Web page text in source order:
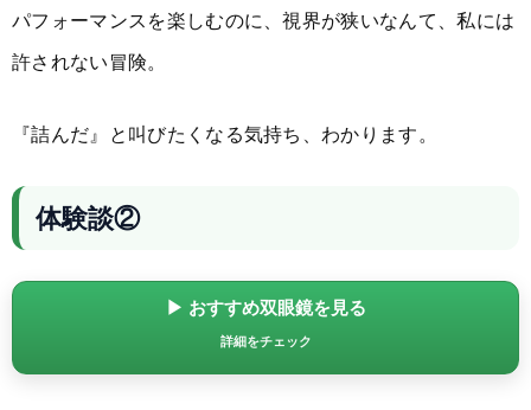
パフォーマンスを楽しむのに、視界が狭いなんて、私には
許されない冒険。
『詰んだ』と叫びたくなる気持ち、わかります。
体験談②
▶ おすすめ双眼鏡を見る
詳細をチェック